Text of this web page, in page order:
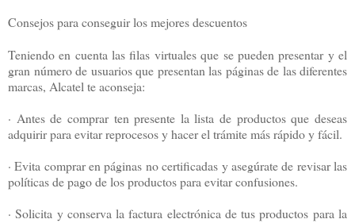
Consejos para conseguir los mejores descuentos
Teniendo en cuenta las filas virtuales que se pueden presentar y el
gran número de usuarios que presentan las páginas de las diferentes
marcas, Alcatel te aconseja:
· Antes de comprar ten presente la lista de productos que deseas
adquirir para evitar reprocesos y hacer el trámite más rápido y fácil.
· Evita comprar en páginas no certificadas y asegúrate de revisar las
políticas de pago de los productos para evitar confusiones.
· Solicita y conserva la factura electrónica de tus productos para la